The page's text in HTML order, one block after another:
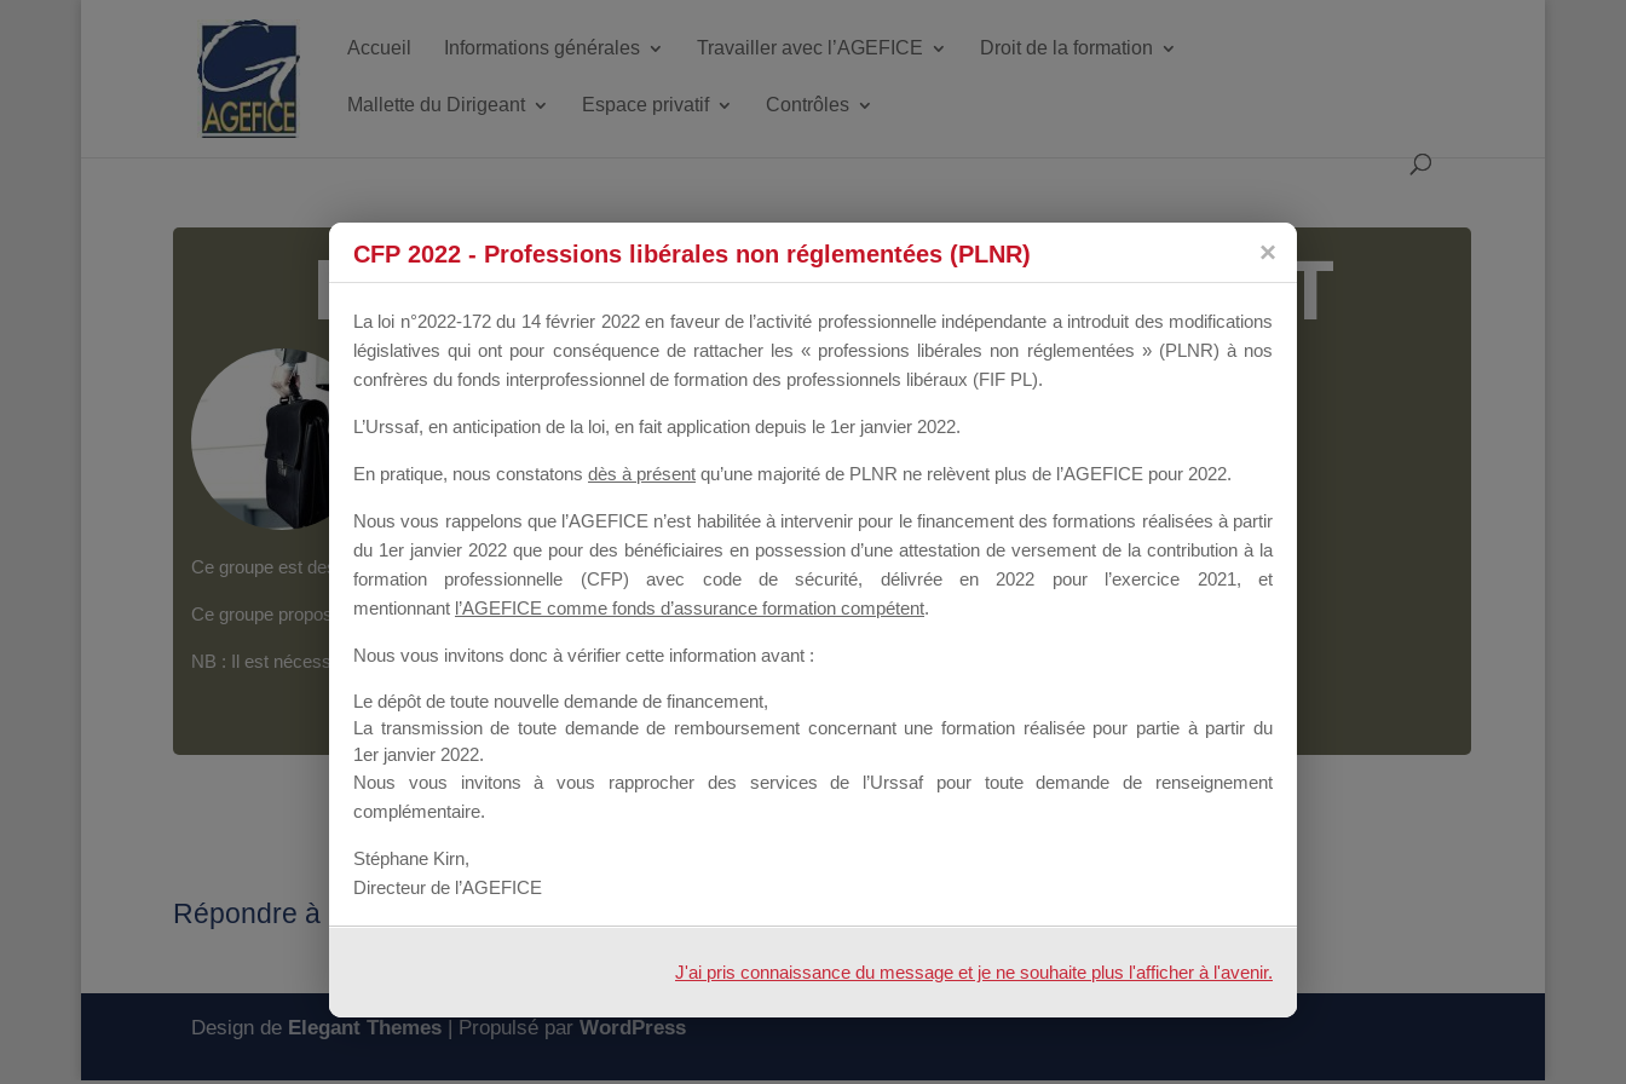
Accueil Informations générales Travailler avec l’AGEFICE Droit de la formation
Mallette du Dirigeant Espace privatif Contrôles
MALLETTE DU DIRIGEANT
Groupe Public il y a un mois
Ce groupe est destiné aux Organismes de Formation qui souhaitent répondre à l’Appel à Propositions Mallette du Dirigeant.
Ce groupe propose un forum dédié au support sur lequel il est possible de laisser un message ou poser une question.
NB : Il est nécessaire d’êtreinscrit(e)pour pouvoir rejoindre ce groupe
Répondre à : Délai de remboursement
Design de Elegant Themes| Propulsé par WordPress
CFP 2022 - Professions libérales non réglementées (PLNR)
La loi n°2022-172 du 14 février 2022 en faveur de l’activité professionnelle indépendante a introduit des modifications
législatives qui ont pour conséquence de rattacher les « professions libérales non réglementées » (PLNR) à nos
confrères du fonds interprofessionnel de formation des professionnels libéraux (FIF PL).
L’Urssaf, en anticipation de la loi, en fait application depuis le 1er janvier 2022.
En pratique, nous constatons dès à présent qu’une majorité de PLNR ne relèvent plus de l’AGEFICE pour 2022.
Nous vous rappelons que l’AGEFICE n’est habilitée à intervenir pour le financement des formations réalisées à partir
du 1er janvier 2022 que pour des bénéficiaires en possession d’une attestation de versement de la contribution à la
formation professionnelle (CFP) avec code de sécurité, délivrée en 2022 pour l’exercice 2021, et
mentionnant l’AGEFICE comme fonds d’assurance formation compétent.
Nous vous invitons donc à vérifier cette information avant :
Le dépôt de toute nouvelle demande de financement,
La transmission de toute demande de remboursement concernant une formation réalisée pour partie à partir du
1er janvier 2022.
Nous vous invitons à vous rapprocher des services de l’Urssaf pour toute demande de renseignement
complémentaire.
Stéphane Kirn,
Directeur de l’AGEFICE
J'ai pris connaissance du message et je ne souhaite plus l'afficher à l'avenir.